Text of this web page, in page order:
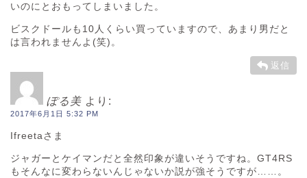
いのにとおもってしまいました。
ビスクドールも10人くらい買っていますので、あまり男だと
は言われませんよ(笑)。
返信
ぽる美 より:
2017年6月1日 5:32 PM
Ifreetaさま
ジャガーとケイマンだと全然印象が違いそうですね。GT4RS
もそんなに変わらないんじゃないか説が強そうですが……。